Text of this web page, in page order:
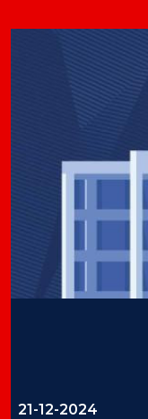
21-12-2024